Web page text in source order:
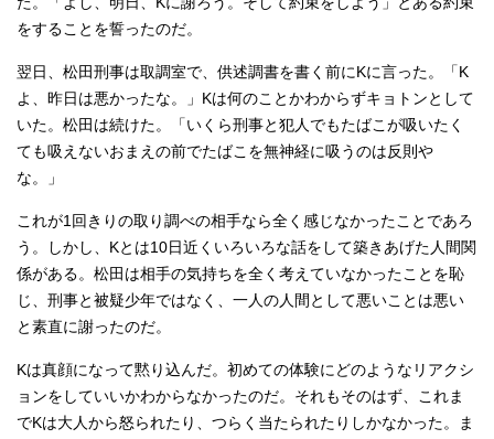
をすることを誓ったのだ。
翌日、松田刑事は取調室で、供述調書を書く前にKに言った。「K
よ、昨日は悪かったな。」Kは何のことかわからずキョトンとして
いた。松田は続けた。「いくら刑事と犯人でもたばこが吸いたく
ても吸えないおまえの前でたばこを無神経に吸うのは反則や
な。」
これが1回きりの取り調べの相手なら全く感じなかったことであろ
う。しかし、Kとは10日近くいろいろな話をして築きあげた人間関
係がある。松田は相手の気持ちを全く考えていなかったことを恥
じ、刑事と被疑少年ではなく、一人の人間として悪いことは悪い
と素直に謝ったのだ。
Kは真顔になって黙り込んだ。初めての体験にどのようなリアクシ
ョンをしていいかわからなかったのだ。それもそのはず、これま
でKは大人から怒られたり、つらく当たられたりしかなかった。ま